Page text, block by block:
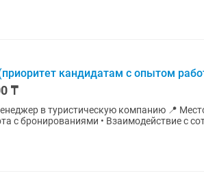
кандидатам с опытом
₸
компанию 📍 Место работы: офис в Алматы
с бронированиями • Взаимодействие с